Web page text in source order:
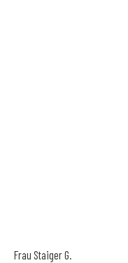
Frau Staiger G.